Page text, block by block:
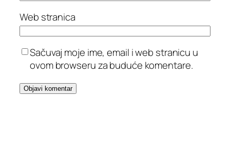
Web stranica
Sačuvaj moje ime, email i web stranicu u
ovom browseru za buduće komentare.